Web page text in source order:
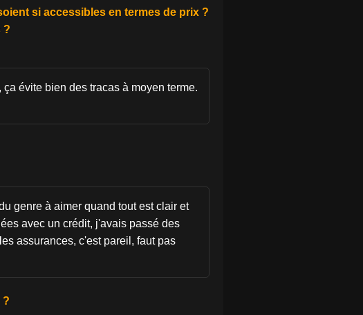
si accessibles en termes de prix ?
?
évite bien des tracas à moyen terme.
genre à aimer quand tout est clair et
avec un crédit, j'avais passé des
assurances, c'est pareil, faut pas
?